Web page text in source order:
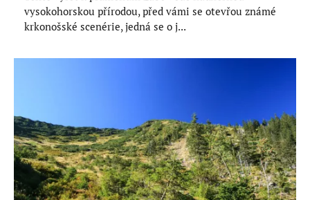
vysokohorskou přírodou, před vámi se otevřou známé
krkonošské scenérie, jedná se o j...